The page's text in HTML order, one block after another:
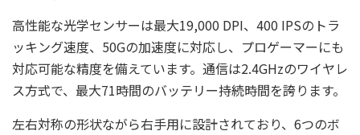
高性能な光学センサーは最大19,000 DPI、400 IPSのトラ
ッキング速度、50Gの加速度に対応し、プロゲーマーにも
対応可能な精度を備えています。通信は2.4GHzのワイヤレ
ス方式で、最大71時間のバッテリー持続時間を誇ります。
左右対称の形状ながら右手用に設計されており、6つのボ